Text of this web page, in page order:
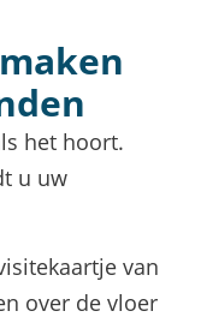
het hoort.
u uw
van
over de vloer